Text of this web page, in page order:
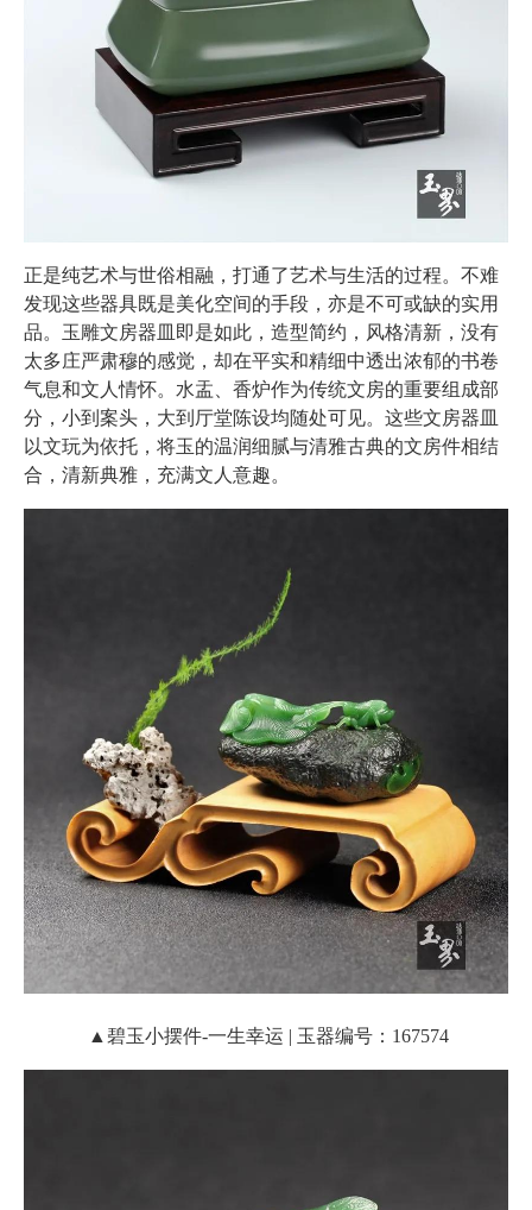
正是纯艺术与世俗相融，打通了艺术与生活的过程。不难
发现这些器具既是美化空间的手段，亦是不可或缺的实用
品。玉雕文房器皿即是如此，造型简约，风格清新，没有
太多庄严肃穆的感觉，却在平实和精细中透出浓郁的书卷
气息和文人情怀。水盂、香炉作为传统文房的重要组成部
分，小到案头，大到厅堂陈设均随处可见。这些文房器皿
以文玩为依托，将玉的温润细腻与清雅古典的文房件相结
合，清新典雅，充满文人意趣。
▲碧玉小摆件-一生幸运 | 玉器编号：167574